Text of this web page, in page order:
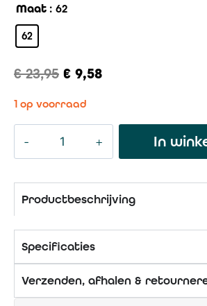
Maat : 62
62
€23,95 € 9,58
1 op voorraad
In
Productbeschrijving
Specificaties
Verzenden, afhalen &